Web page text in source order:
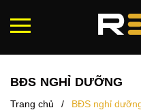
BĐS NGHỈ DƯỠNG
Trang chủ / BĐS nghỉ